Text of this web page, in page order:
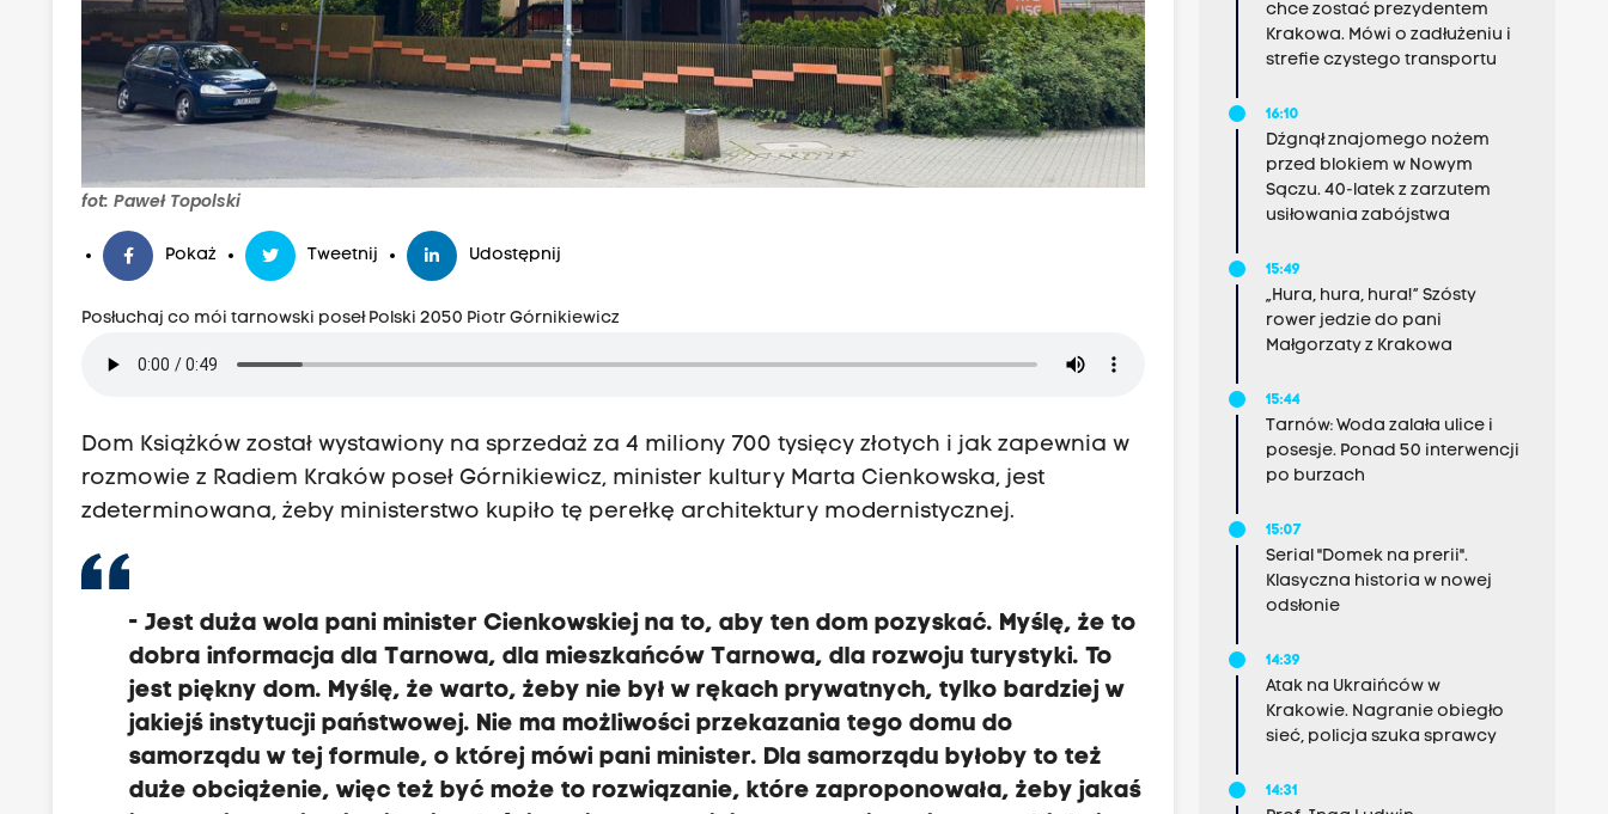
fot: Paweł Topolski
Pokaż Tweetnij Udostępnij
Posłuchaj co mói tarnowski poseł Polski 2050 Piotr Górnikiewicz
Dom Książków został wystawiony na sprzedaż za 4 miliony 700 tysięcy złotych i jak zapewnia w
rozmowie z Radiem Kraków poseł Górnikiewicz, minister kultury Marta Cienkowska, jest
zdeterminowana, żeby ministerstwo kupiło tę perełkę architektury modernistycznej.
- Jest duża wola pani minister Cienkowskiej na to, aby ten dom pozyskać. Myślę, że to
dobra informacja dla Tarnowa, dla mieszkańców Tarnowa, dla rozwoju turystyki. To
jest piękny dom. Myślę, że warto, żeby nie był w rękach prywatnych, tylko bardziej w
jakiejś instytucji państwowej. Nie ma możliwości przekazania tego domu do
samorządu w tej formule, o której mówi pani minister. Dla samorządu byłoby to też
duże obciążenie, więc też być może to rozwiązanie, które zaproponowała, żeby jakaś
chce zostać prezydentem
Krakowa. Mówi o zadłużeniu i
strefie czystego transportu
16:10
Dźgnął znajomego nożem
przed blokiem w Nowym
Sączu. 40-latek z zarzutem
usiłowania zabójstwa
15:49
„Hura, hura, hura!” Szósty
rower jedzie do pani
Małgorzaty z Krakowa
15:44
Tarnów: Woda zalała ulice i
posesje. Ponad 50 interwencji
po burzach
15:07
Serial "Domek na prerii".
Klasyczna historia w nowej
odsłonie
14:39
Atak na Ukraińców w
Krakowie. Nagranie obiegło
sieć, policja szuka sprawcy
14:31